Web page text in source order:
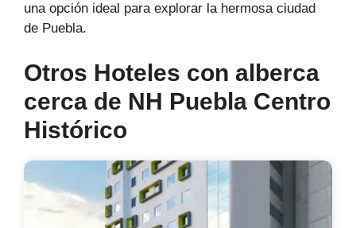
una opción ideal para explorar la hermosa ciudad
de Puebla.
Otros Hoteles con alberca
cerca de NH Puebla Centro
Histórico